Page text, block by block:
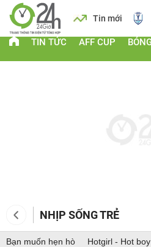
Lịch Tin mới
TIN TỨC AFF CUP
NHỊP SỐNG TRẺ
Bạn muốn hẹn hò Hotgirl - Hot boy